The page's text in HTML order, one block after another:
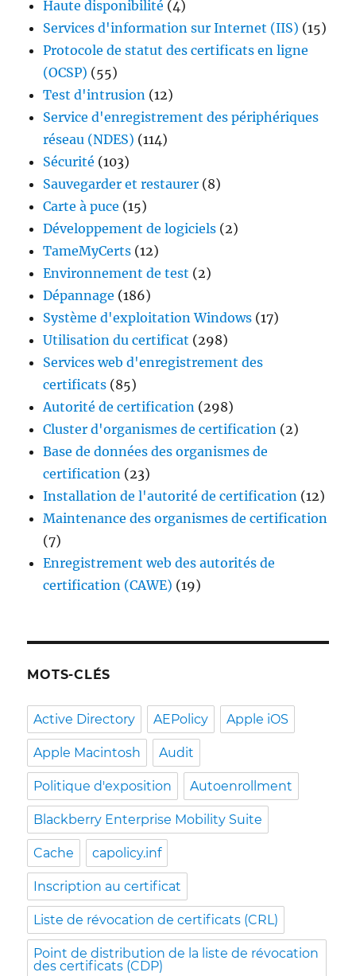
Haute disponibilité (4)
Services d'information sur Internet (IIS) (15)
Protocole de statut des certificats en ligne
(OCSP) (55)
Test d'intrusion (12)
Service d'enregistrement des périphériques
réseau (NDES) (114)
Sécurité (103)
Sauvegarder et restaurer (8)
Carte à puce (15)
Développement de logiciels (2)
TameMyCerts (12)
Environnement de test (2)
Dépannage (186)
Système d'exploitation Windows (17)
Utilisation du certificat (298)
Services web d'enregistrement des
certificats (85)
Autorité de certification (298)
Cluster d'organismes de certification (2)
Base de données des organismes de
certification (23)
Installation de l'autorité de certification (12)
Maintenance des organismes de certification
(7)
Enregistrement web des autorités de
certification (CAWE) (19)
MOTS-CLÉS
Active Directory AEPolicy Apple iOS
Apple Macintosh Audit
Politique d'exposition Autoenrollment
Blackberry Enterprise Mobility Suite
Cache capolicy.inf
Inscription au certificat
Liste de révocation de certificats (CRL)
Point de distribution de la liste de révocation
des certificats (CDP)